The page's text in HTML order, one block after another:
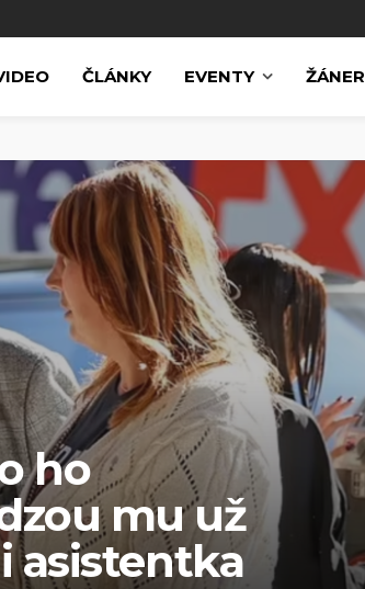
ČLÁNKY EVENTY ŽÁNER
ho
mu už
asistentka